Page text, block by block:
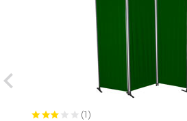
(1)